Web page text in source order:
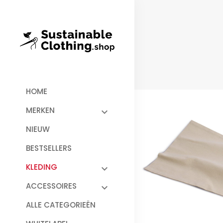
HOME
MERKEN
NIEUW
BESTSELLERS
KLEDING
ACCESSOIRES
ALLE CATEGORIEËN